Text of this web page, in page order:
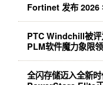
Fortinet 发布 2026
PTC Windchill被
PLM软件魔力象限
全闪存储迈入全新